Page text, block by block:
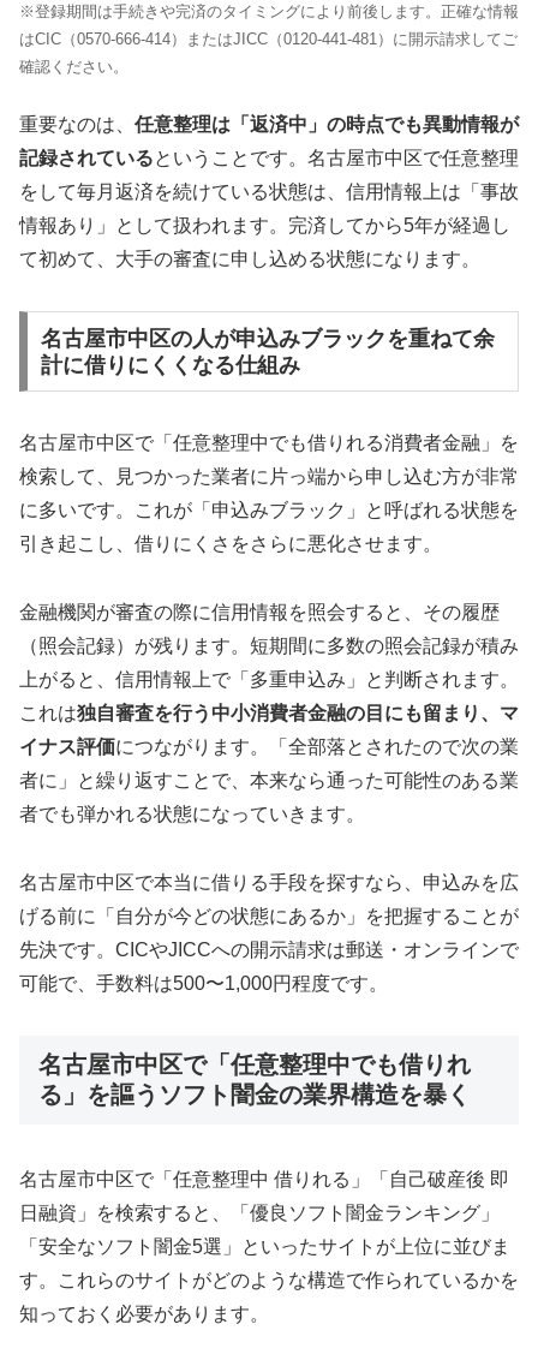
※登録期間は手続きや完済のタイミングにより前後します。正確な情報
はCIC（0570-666-414）またはJICC（0120-441-481）に開示請求してご
確認ください。
重要なのは、 任意整理は「返済中」の時点でも異動情報が
記録されているということです。名古屋市中区で任意整理
をして毎月返済を続けている状態は、信用情報上は「事故
情報あり」として扱われます。完済してから5年が経過し
て初めて、大手の審査に申し込める状態になります。
名古屋市中区の人が申込みブラックを重ねて余
計に借りにくくなる仕組み
名古屋市中区で「任意整理中でも借りれる消費者金融」を
検索して、見つかった業者に片っ端から申し込む方が非常
に多いです。これが「申込みブラック」と呼ばれる状態を
引き起こし、借りにくさをさらに悪化させます。
金融機関が審査の際に信用情報を照会すると、その履歴
（照会記録）が残ります。短期間に多数の照会記録が積み
上がると、信用情報上で「多重申込み」と判断されます。
これは独自審査を行う中小消費者金融の目にも留まり、マ
イナス評価につながります。「全部落とされたので次の業
者に」と繰り返すことで、本来なら通った可能性のある業
者でも弾かれる状態になっていきます。
名古屋市中区で本当に借りる手段を探すなら、申込みを広
げる前に「自分が今どの状態にあるか」を把握することが
先決です。CICやJICCへの開示請求は郵送・オンラインで
可能で、手数料は500〜1,000円程度です。
名古屋市中区で「任意整理中でも借りれ
る」を謳うソフト闇金の業界構造を暴く
名古屋市中区で「任意整理中 借りれる」「自己破産後 即
日融資」を検索すると、「優良ソフト闇金ランキング」
「安全なソフト闇金5選」といったサイトが上位に並びま
す。これらのサイトがどのような構造で作られているかを
知っておく必要があります。